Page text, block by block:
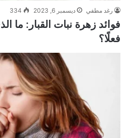
رغد مطفي ديسمبر 6, 2023 334
فوائد زهرة نبات القبار: ما
فعلًا؟